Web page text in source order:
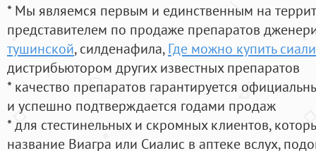
* Мы являемся первым и единственным на
представителем по продаже препаратов
тушинской, силденафила, Где можно купить
дистрибьютором других известных препаратов
* качество препаратов гарантируется
и успешно подтверждается годами продаж
* для стестинельных и скромных клиентов,
название Виагра или Сиалис в аптеке вслух,